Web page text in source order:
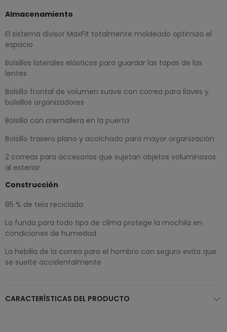
Almacenamiento
El sistema divisor MaxFit totalmente moldeado optimiza el
espacio
Bolsillos laterales elásticos para guardar las tapas de las
lentes
Bolsillo frontal de volumen suave con correa para llaves y
bolsillos organizadores
Bolsillo con cremallera en la puerta
Bolsillo trasero plano y acolchado para mayor organización
2 correas para accesorios que sujetan objetos voluminosos
al exterior
Construcción
85 % de tela reciclada
La funda para todo tipo de clima protege la mochila en
condiciones de humedad
La hebilla de la correa para el hombro con seguro evita que
se suelte accidentalmente
CARACTERÍSTICAS DEL PRODUCTO